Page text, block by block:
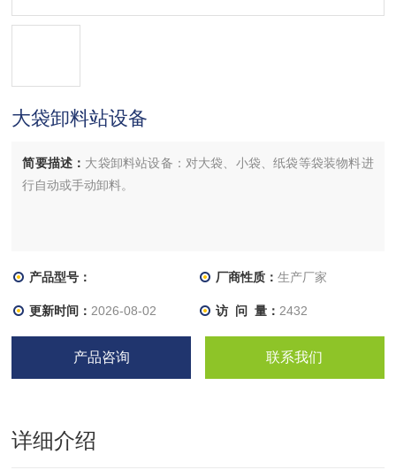
大袋卸料站设备
简要描述： 大袋卸料站设备：对大袋、小袋、纸袋等袋装物料进
行自动或手动卸料。
产品型号： 厂商性质： 生产厂家
更新时间： 2026-08-02 访 问 量： 2432
产品咨询 联系我们
详细介绍